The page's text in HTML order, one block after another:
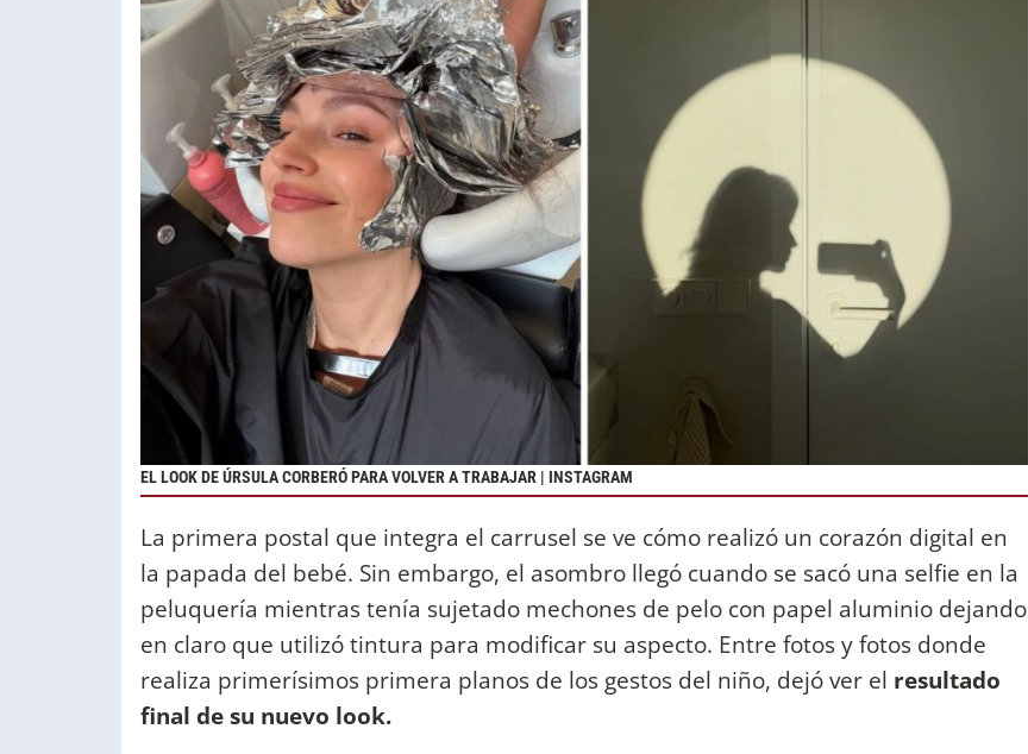
EL LOOK DE ÚRSULA CORBERÓ PARA VOLVER A TRABAJAR | INSTAGRAM
La primera postal que integra el carrusel se ve cómo realizó un corazón digital en
la papada del bebé. Sin embargo, el asombro llegó cuando se sacó una selfie en la
peluquería mientras tenía sujetado mechones de pelo con papel aluminio dejando
en claro que utilizó tintura para modificar su aspecto. Entre fotos y fotos donde
realiza primerísimos primera planos de los gestos del niño, dejó ver el resultado
final de su nuevo look.